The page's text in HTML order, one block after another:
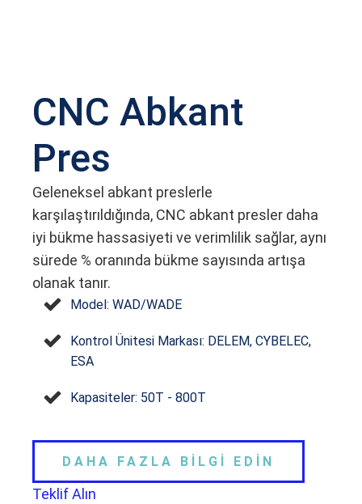
CNC Abkant
Pres
Geleneksel abkant preslerle
karşılaştırıldığında, CNC abkant presler daha
iyi bükme hassasiyeti ve verimlilik sağlar, aynı
sürede % oranında bükme sayısında artışa
olanak tanır.
Model: WAD/WADE
Kontrol Ünitesi Markası: DELEM, CYBELEC,
ESA
Kapasiteler: 50T - 800T
DAHA FAZLA BİLGİ EDİN
Teklif Alın